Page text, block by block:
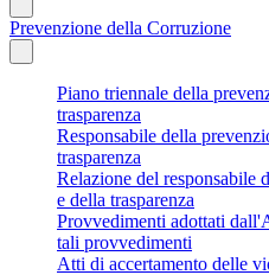
Prevenzione della Corruzione
Piano triennale della
trasparenza
Responsabile della
trasparenza
Relazione del responsabile
e della trasparenza
Provvedimenti adottati
tali provvedimenti
Atti di accertamento delle